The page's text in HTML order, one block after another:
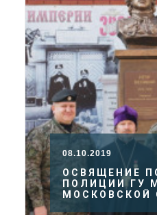
08.10.2019
ОСВЯЩЕНИЕ
ПОЛИЦИИ ГУ
МОСКОВСКОЙ